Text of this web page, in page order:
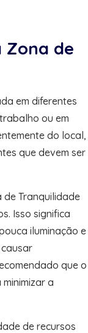
Zona de
em diferentes
ou em
do local,
que devem ser
de Tranquilidade
Isso significa
iluminação e
que o
a
de recursos